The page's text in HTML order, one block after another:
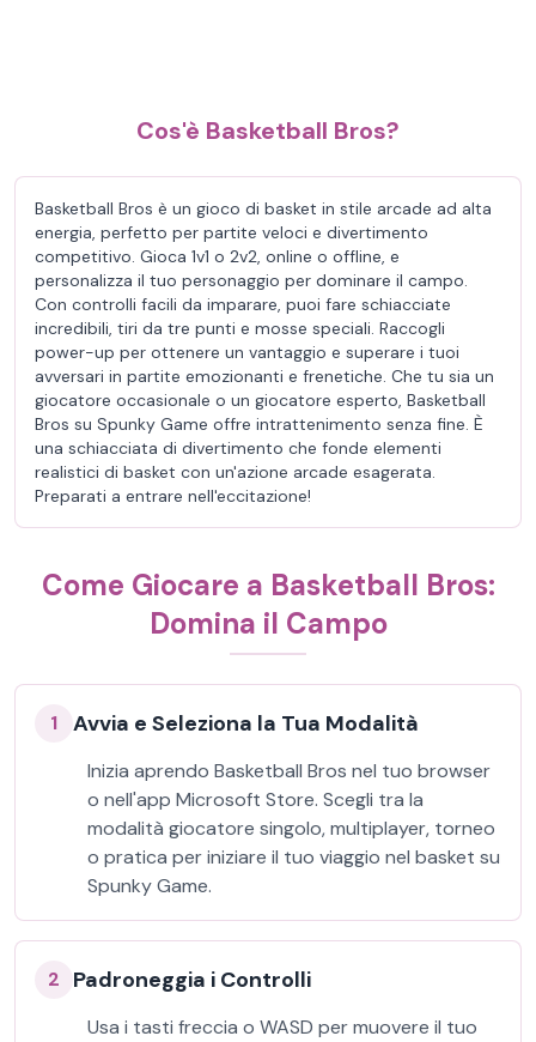
Cos'è Basketball Bros?
Basketball Bros è un gioco di basket in stile arcade ad alta
energia, perfetto per partite veloci e divertimento
competitivo. Gioca 1v1 o 2v2, online o offline, e
personalizza il tuo personaggio per dominare il campo.
Con controlli facili da imparare, puoi fare schiacciate
incredibili, tiri da tre punti e mosse speciali. Raccogli
power-up per ottenere un vantaggio e superare i tuoi
avversari in partite emozionanti e frenetiche. Che tu sia un
giocatore occasionale o un giocatore esperto, Basketball
Bros su Spunky Game offre intrattenimento senza fine. È
una schiacciata di divertimento che fonde elementi
realistici di basket con un'azione arcade esagerata.
Preparati a entrare nell'eccitazione!
Come Giocare a Basketball Bros:
Domina il Campo
1 Avvia e Seleziona la Tua Modalità
Inizia aprendo Basketball Bros nel tuo browser
o nell'app Microsoft Store. Scegli tra la
modalità giocatore singolo, multiplayer, torneo
o pratica per iniziare il tuo viaggio nel basket su
Spunky Game.
2 Padroneggia i Controlli
Usa i tasti freccia o WASD per muovere il tuo